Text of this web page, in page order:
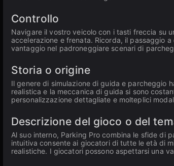
Controllo
Navigare il vostro veicolo con i tasti freccia su
accelerazione e frenata. Ricorda, il passaggio
vantaggio nel padroneggiare scenari di
Storia o origine
Il genere di simulazione di guida e parcheggio
realistica e la meccanica di guida si sono
personalizzazione dettagliate e molteplici
Descrizione del gioco o del
Al suo interno, Parking Pro combina le sfide di
intuitiva consente ai giocatori di tutte le età di
realistiche. I giocatori possono aspettarsi una